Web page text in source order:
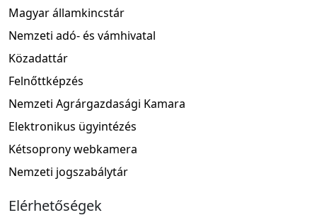
Magyar államkincstár
Nemzeti adó- és vámhivatal
Közadattár
Felnőttképzés
Nemzeti Agrárgazdasági Kamara
Elektronikus ügyintézés
Kétsoprony webkamera
Nemzeti jogszabálytár
Elérhetőségek